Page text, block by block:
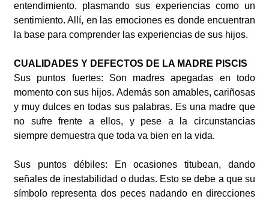
entendimiento, plasmando sus experiencias como un
sentimiento. Allí, en las emociones es donde encuentran
la base para comprender las experiencias de sus hijos.
CUALIDADES Y DEFECTOS DE LA MADRE PISCIS
Sus puntos fuertes: Son madres apegadas en todo
momento con sus hijos. Además son amables, cariñosas
y muy dulces en todas sus palabras. Es una madre que
no sufre frente a ellos, y pese a la circunstancias
siempre demuestra que toda va bien en la vida.
Sus puntos débiles: En ocasiones titubean, dando
señales de inestabilidad o dudas. Esto se debe a que su
símbolo representa dos peces nadando en direcciones